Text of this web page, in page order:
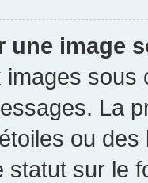
une image
sous
La
ou
statut sur le